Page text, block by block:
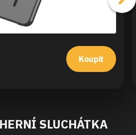
Koupit
SLUCHÁTKA